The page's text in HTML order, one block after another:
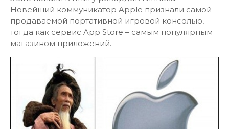
Новейший коммуникатор Apple признали самой
продаваемой портативной игровой консолью,
тогда как сервис App Store – самым популярным
магазином приложений.